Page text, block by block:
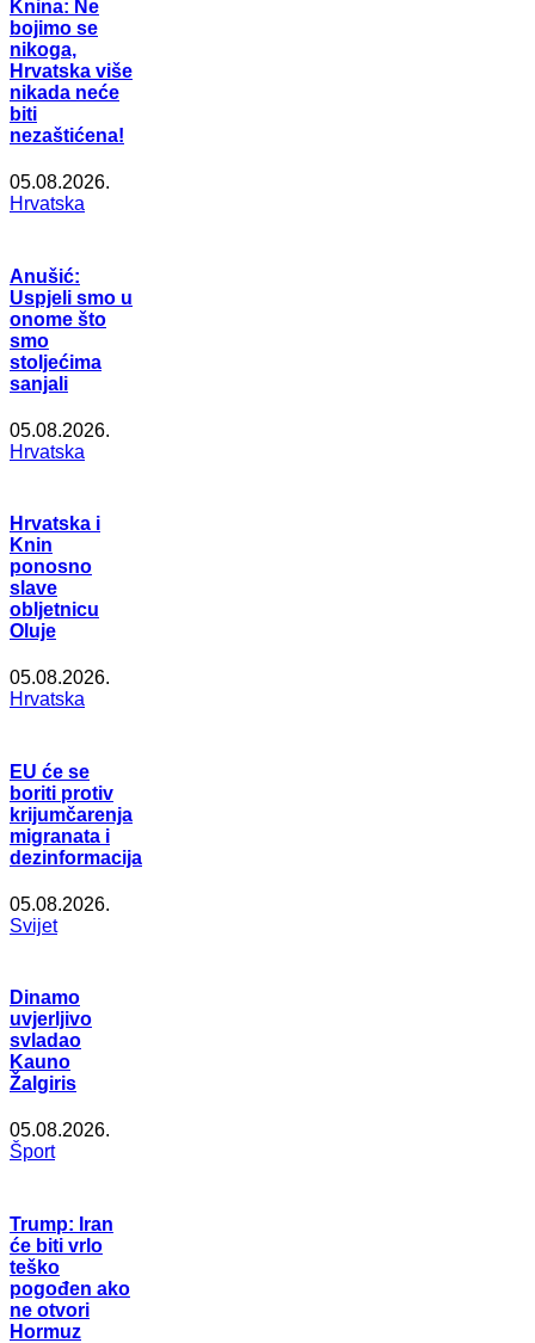
Knina: Ne
bojimo se
nikoga,
Hrvatska više
nikada neće
biti
nezaštićena!
05.08.2026.
Hrvatska
Anušić:
Uspjeli smo u
onome što
smo
stoljećima
sanjali
05.08.2026.
Hrvatska
Hrvatska i
Knin
ponosno
slave
obljetnicu
Oluje
05.08.2026.
Hrvatska
EU će se
boriti protiv
krijumčarenja
migranata i
dezinformacija
05.08.2026.
Svijet
Dinamo
uvjerljivo
svladao
Kauno
Žalgiris
05.08.2026.
Šport
Trump: Iran
će biti vrlo
teško
pogođen ako
ne otvori
Hormuz